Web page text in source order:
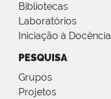
Bibliotecas
Laboratórios
Iniciação à Docência
PESQUISA
Grupos
Projetos